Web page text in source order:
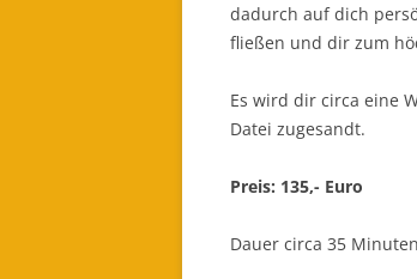
dadurch auf dich
fließen und dir zum
Es wird dir circa eine
Datei zugesandt.
Preis: 135,- Euro
Dauer circa 35 Minuten